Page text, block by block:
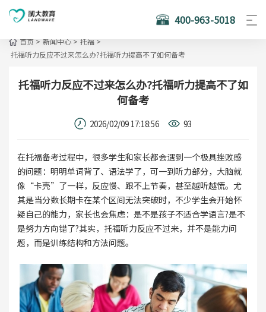
400-963-5018
首页 > 新闻中心 > 托福 >
托福听力反应不过来怎么办?托福听力提高不了如何备考
托福听力反应不过来怎么办?托福听力提高不了如
何备考
2026/02/09 17:18:56 93
在托福备考过程中，很多学生和家长都会遇到一个极具挫败感
的问题：明明单词背了、语法学了，可一到听力部分，大脑就
像“卡壳”了一样，反应慢、跟不上节奏，甚至越听越慌。尤
其是当分数长期卡在某个区间无法突破时，不少学生会开始怀
疑自己的能力，家长也会焦虑：是不是孩子不适合学语言?是不
是努力方向错了?其实，托福听力反应不过来，并不是能力问
题，而是训练结构和方法问题。